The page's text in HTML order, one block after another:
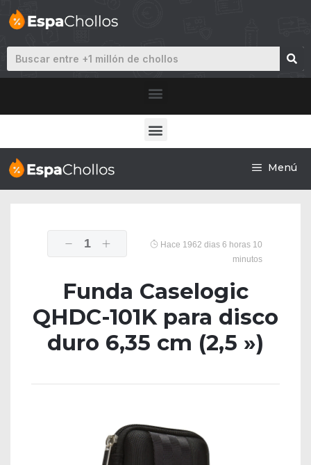
Menú
1
Hace 1962 dias 6 horas 10
minutos
Funda Caselogic
QHDC-101K para disco
duro 6,35 cm (2,5 »)